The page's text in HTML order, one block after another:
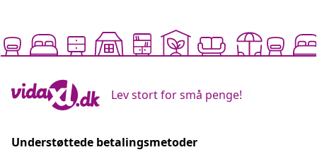
Lev stort for små penge!
Understøttede betalingsmetoder